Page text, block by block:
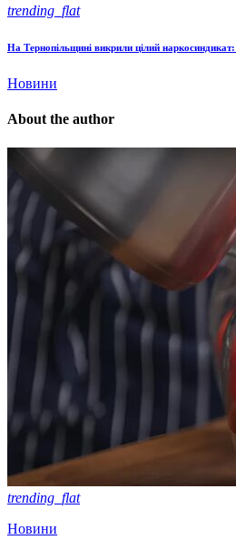
trending_flat
На Тернопільщині викрили цілий наркосиндикат:
Новини
About the author
trending_flat
Новини